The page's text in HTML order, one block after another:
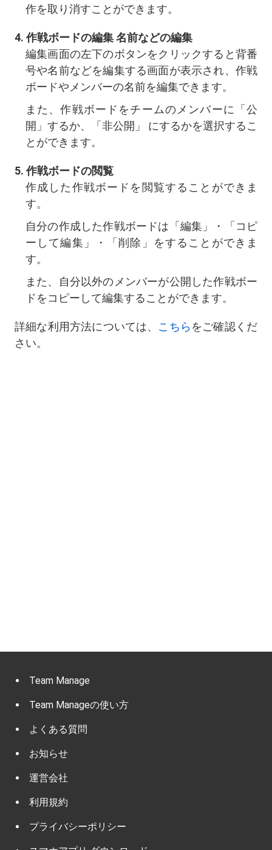
作を取り消すことができます。
作戦ボードの編集 名前などの編集
編集画面の左下のボタンをクリックすると背番
号や名前などを編集する画面が表示され、作戦
ボードやメンバーの名前を編集できます。
また、作戦ボードをチームのメンバーに「公
開」するか、「非公開」 にするかを選択するこ
とができます。
作戦ボードの閲覧
作成した作戦ボードを閲覧することができま
す。
自分の作成した作戦ボードは「編集」・「コピ
ーして編集」・「削除」をすることができま
す。
また、自分以外のメンバーが公開した作戦ボー
ドをコピーして編集することができます。
詳細な利用方法については、 こちらをご確認くだ
さい。
Team Manage
Team Manageの使い方
よくある質問
お知らせ
運営会社
利用規約
プライバシーポリシー